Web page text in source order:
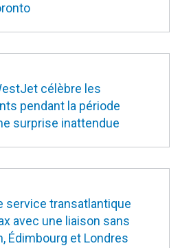
célèbre les
pendant la période
surprise inattendue
service transatlantique
avec une liaison sans
Édimbourg et Londres